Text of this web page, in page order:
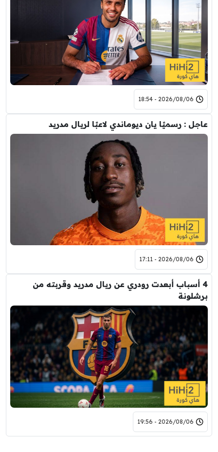
2026/08/06 - 18:54
عاجل : رسميًا يان ديوماندي لاعبًا لريال مدريد
2026/08/06 - 17:11
4 أسباب أبعدت رودري عن ريال مدريد وقربته من
برشلونة
2026/08/06 - 19:56